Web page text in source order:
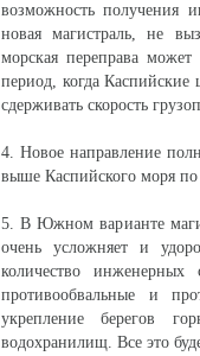
возможность получения
новая магистраль, не
морская переправа
период, когда Каспийские
сдерживать скорость
4. Новое направление
выше Каспийского моря
5. В Южном варианте
очень усложняет и
количество
противообвальные и
укрепление берегов
водохранилищ. Все это